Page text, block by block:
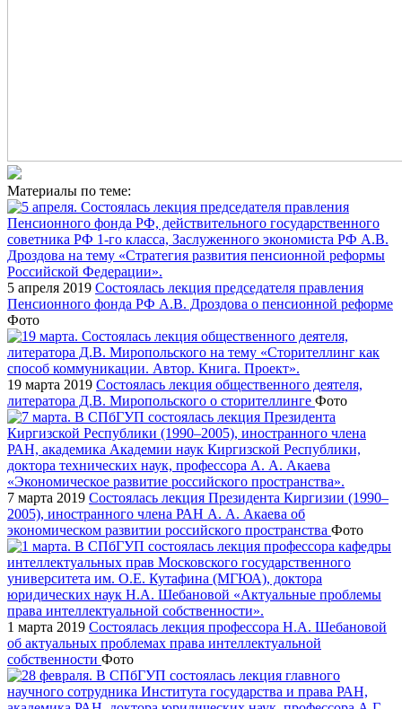
Материалы по теме:
5 апреля 2019 Состоялась лекция председателя правления
Пенсионного фонда РФ А.В. Дроздова о пенсионной реформе
Фото
19 марта 2019 Состоялась лекция общественного деятеля,
литератора Д.В. Миропольского о сторителлинге Фото
7 марта 2019 Состоялась лекция Президента Киргизии (1990–
2005), иностранного члена РАН А. А. Акаева об
экономическом развитии российского пространства Фото
1 марта 2019 Состоялась лекция профессора Н.А. Шебановой
об актуальных проблемах права интеллектуальной
собственности Фото